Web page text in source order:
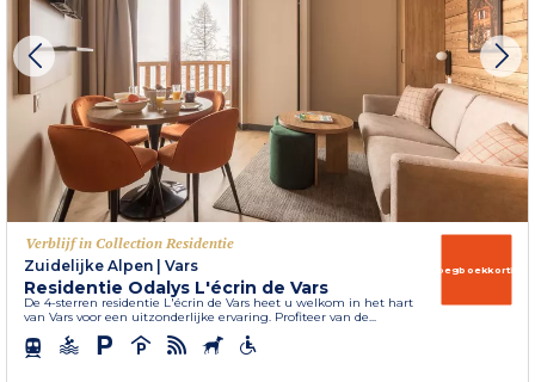
Verblijf in Collection Residentie
Zuidelijke Alpen
Vars
Residentie Odalys L'écrin de Vars
De 4-sterren residentie L'écrin de Vars heet u welkom in het hart
van Vars voor een uitzonderlijke ervaring. Profiteer van de...
Vroegboekkorting